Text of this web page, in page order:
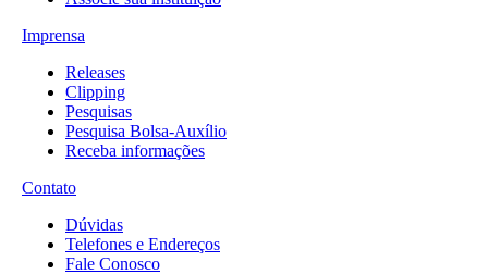
Imprensa
Releases
Clipping
Pesquisas
Pesquisa Bolsa-Auxílio
Receba informações
Contato
Dúvidas
Telefones e Endereços
Fale Conosco